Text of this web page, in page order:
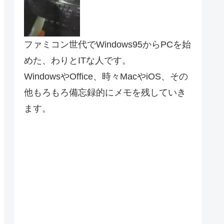
ファミコン世代でWindows95からPCを始
めた、わりとITな人です。
WindowsやOffice、時々MacやiOS、その
他もろもろ備忘録的にメモを残していき
ます。